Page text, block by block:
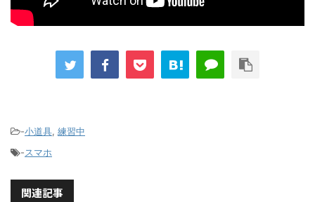
-小道具, 練習中
-スマホ
関連記事